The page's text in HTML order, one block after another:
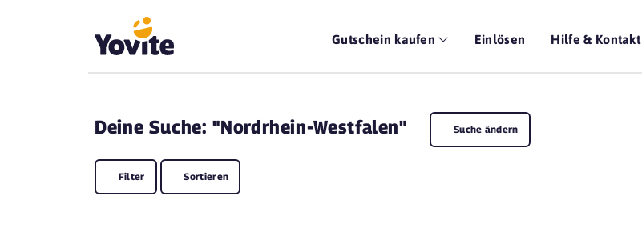
Gutschein kaufen Einlösen Hilfe & Kontakt
Deine Suche: "Nordrhein-Westfalen" Suche ändern
Filter Sortieren